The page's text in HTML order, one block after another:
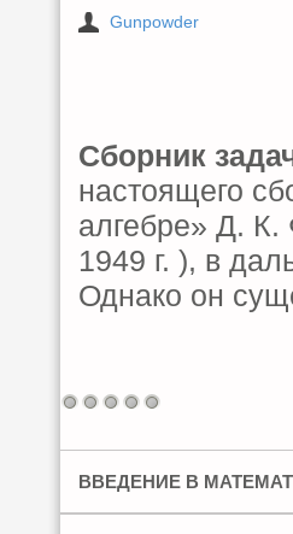
Gunpowder
Сборник
настоящего
алгебре» Д.
1949 г. ), в
Однако он
ВВЕДЕНИЕ В